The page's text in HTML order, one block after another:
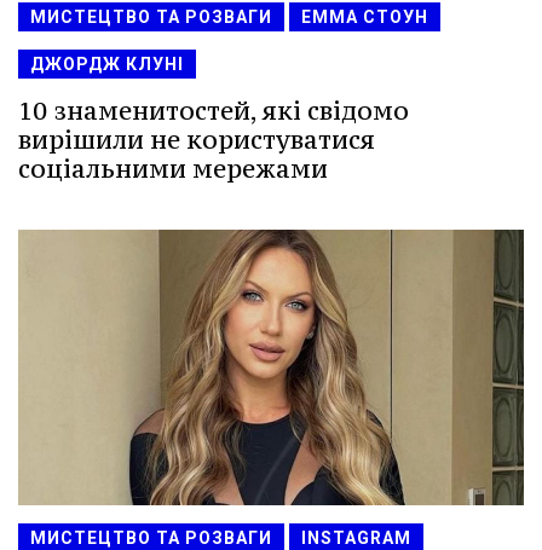
МИСТЕЦТВО ТА РОЗВАГИ ЕММА СТОУН
ДЖОРДЖ КЛУНІ
10 знаменитостей, які свідомо
вирішили не користуватися
соціальними мережами
МИСТЕЦТВО ТА РОЗВАГИ INSTAGRAM